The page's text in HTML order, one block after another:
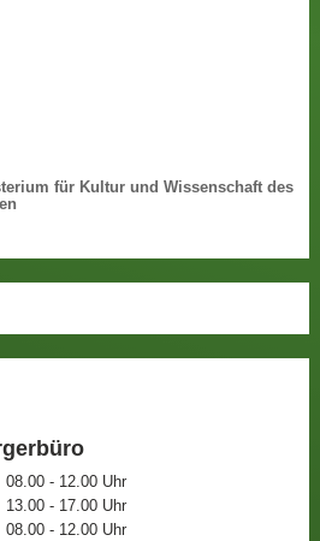
für Kultur und Wissenschaft des
08.00 - 12.00 Uhr
13.00 - 17.00 Uhr
08.00 - 12.00 Uhr